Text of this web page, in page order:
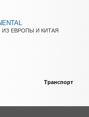
ЕВРОПЫ И КИТАЯ
Транспорт